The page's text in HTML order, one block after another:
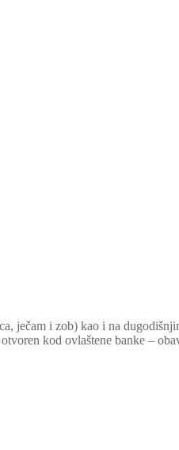
i zob) kao i na
kod ovlaštene banke –